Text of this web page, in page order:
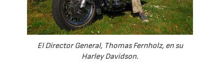
El Director General, Thomas Fernholz, en su
Harley Davidson.